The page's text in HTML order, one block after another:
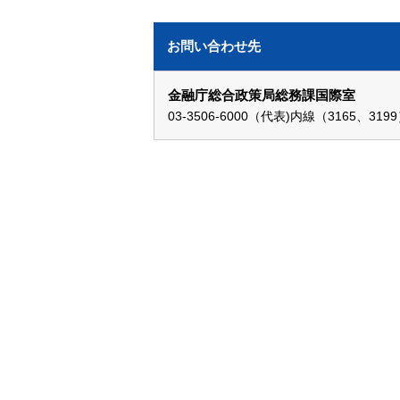
お問い合わせ先
金融庁総合政策局総務課国際室
03-3506-6000（代表)内線（3165、3199